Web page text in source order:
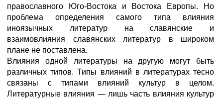
православного Юго-Востока и Востока Европы. Но
проблема определения самого типа влияния
иноязычных литератур на славянские и
взаимовлияния славянских литератур в широком
плане не поставлена.
Влияния одной литературы на другую могут быть
различных типов. Типы влияний в литературах тесно
связаны с типами влияний культур в целом.
Литературные влияния — лишь часть влияния культур